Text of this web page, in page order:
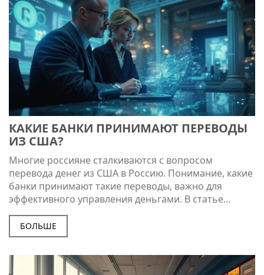
КАКИЕ БАНКИ ПРИНИМАЮТ ПЕРЕВОДЫ
ИЗ США?
Многие россияне сталкиваются с вопросом
перевода денег из США в Россию. Понимание, какие
банки принимают такие переводы, важно для
эффективного управления деньгами. В статье
дается информация о банках, условиях и возможных
проблемах при переводах. Представлены советы
для минимизации расходов и повышения удобства.
банка для ваших нужд.
БОЛЬШЕ